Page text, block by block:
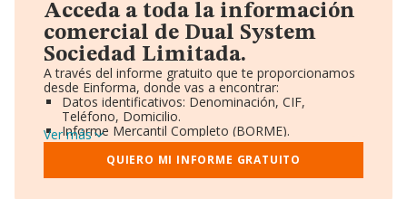
Acceda a toda la información
comercial de Dual System
Sociedad Limitada.
A través del informe gratuito que te proporcionamos
desde Einforma, donde vas a encontrar:
Datos identificativos: Denominación, CIF,
Teléfono, Domicilio.
Informe Mercantil Completo (BORME).
Gráficos de Evolución Ventas y Empleados.
Consejo de Administración y Administradores.
Directivos y Ejecutivos.
Ver más
QUIERO MI INFORME GRATUITO